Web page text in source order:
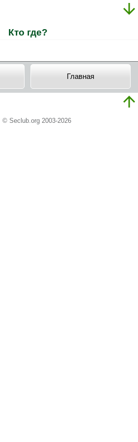
Кто где?
Главная
© Seclub.org 2003-2026